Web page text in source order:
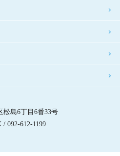
島6丁目6番33号
092-612-1199